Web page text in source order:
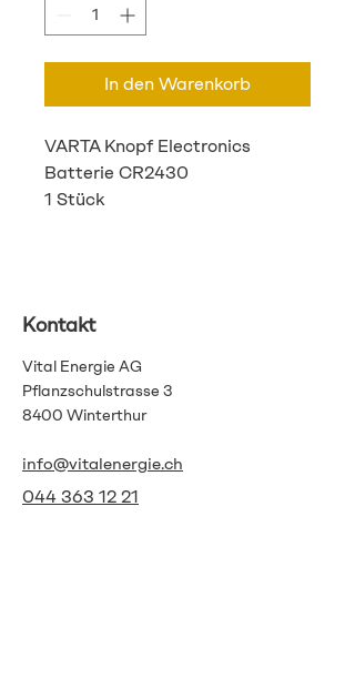
In den Warenkorb
VARTA Knopf Electronics
Batterie CR2430
1 Stück
Kontakt
Vital Energie AG
Pflanzschulstrasse 3
8400 Winterthur
info@vitalenergie.ch
044 363 12 21